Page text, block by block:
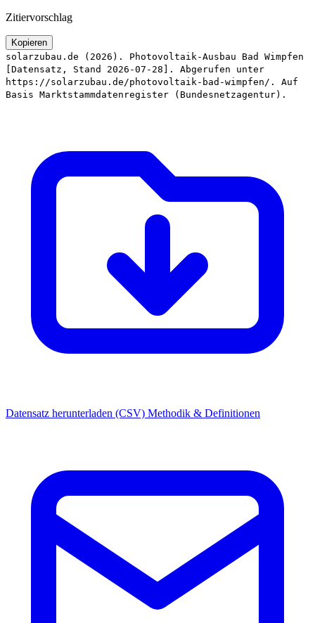
Zitiervorschlag
Kopieren
solarzubau.de (2026). Photovoltaik-Ausbau Bad Wimpfen
[Datensatz, Stand 2026-07-28]. Abgerufen unter
https://solarzubau.de/photovoltaik-bad-wimpfen/. Auf
Basis Marktstammdatenregister (Bundesnetzagentur).
Datensatz herunterladen (CSV) Methodik & Definitionen